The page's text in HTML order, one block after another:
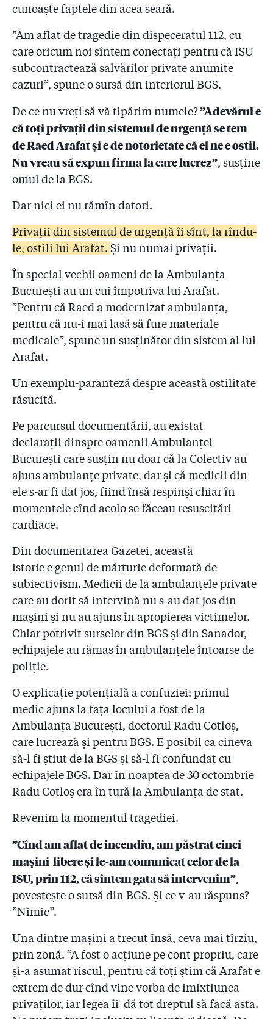
cunoaște faptele din acea seară.
”Am aflat de tragedie din dispeceratul 112, cu
care oricum noi sîntem conectați pentru că ISU
subcontractează salvărilor private anumite
cazuri”, spune o sursă din interiorul BGS.
De ce nu vreți să vă tipărim numele?”Adevărul e
că toți privații din sistemul de urgență se tem
de Raed Arafat și e de notorietate că el ne e ostil.
Nu vreau să expun firma la care lucrez”, susține
omul de la BGS.
Dar nici ei nu rămîn datori.
Privații din sistemul de urgență îi sînt, la rîndu-
le, ostili lui Arafat. Și nu numai privații.
În special vechii oameni de la Ambulanța
București au un cui împotriva lui Arafat.
”Pentru că Raed a modernizat ambulanța,
pentru că nu-i mai lasă să fure materiale
medicale”, spune un susținător din sistem al lui
Arafat.
Un exemplu-paranteză despre această ostilitate
răsucită.
Pe parcursul documentării, au existat
declarații dinspre oamenii Ambulanței
București care susțin nu doar că la Colectiv au
ajuns ambulanțe private, dar și că medicii din
ele s-ar fi dat jos, fiind însă respinși chiar în
momentele cînd acolo se făceau resuscitări
cardiace.
Din documentarea Gazetei, această
istorie e genul de mărturie deformată de
subiectivism. Medicii de la ambulanțele private
care au dorit să intervină nu s-au dat jos din
mașini și nu au ajuns în apropierea victimelor.
Chiar potrivit surselor din BGS și din Sanador,
echipajele au rămas în ambulanțele întoarse de
poliție.
O explicație potențială a confuziei: primul
medic ajuns la fața locului a fost de la
Ambulanța București, doctorul Radu Cotloș,
care lucrează și pentru BGS. E posibil ca cineva
să-l fi știut de la BGS și să-l fi confundat cu
echipajele BGS. Dar în noaptea de 30 octombrie
Radu Cotloș era în tură la Ambulanța de stat.
Revenim la momentul tragediei.
”Cînd am aflat de incendiu, am păstrat cinci
mașini libere și le-am comunicat celor de la
ISU, prin 112, că sîntem gata să intervenim”,
povestește o sursă din BGS. Și ce v-au răspuns?
”Nimic”.
Una dintre mașini a trecut însă, ceva mai tîrziu,
prin zonă. ”A fost o acțiune pe cont propriu, care
și-a asumat riscul, pentru că toți știm că Arafat e
extrem de dur cînd vine vorba de imixtiunea
privaților, iar legea îi dă tot dreptul să facă asta.